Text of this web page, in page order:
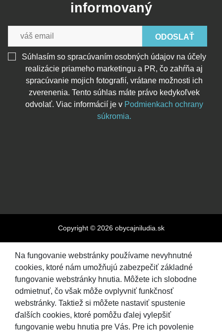
informovaný
ODOSLAŤ
Súhlasím so spracúvaním osobných údajov na účely
realizácie priameho marketingu a PR, čo zahŕňa aj
spracúvanie mojich fotografií, vrátane možnosti ich
zverenenia. Tento súhlas máte právo kedykoľvek
odvolať. Viac informácií je v Podmienkach ochrany
súkromia.
Copyright © 2026 obycajniludia.sk
Na fungovanie webstránky používame nevyhnutné
cookies, ktoré nám umožňujú zabezpečiť základné
fungovanie webstránky hnutia. Môžete ich slobodne
odmietnuť, čo však môže ovplyvniť funkčnosť
webstránky. Taktiež si môžete nastaviť spustenie
ďalších cookies, ktoré pomôžu ďalej vylepšiť
fungovanie webu hnutia pre Vás. Pre ich povolenie